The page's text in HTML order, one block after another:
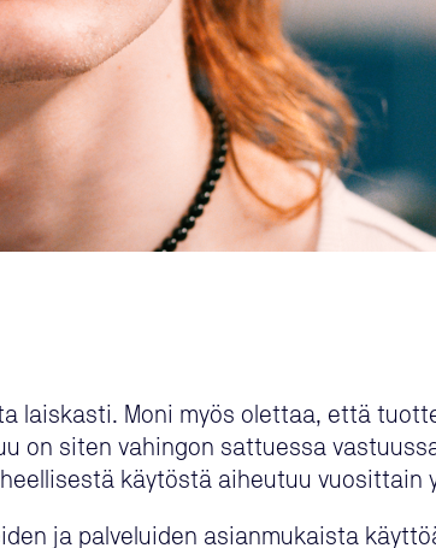
laiskasti. Moni myös olettaa, että
on siten vahingon sattuessa
käytöstä aiheutuu vuosittain
ja palveluiden asianmukaista